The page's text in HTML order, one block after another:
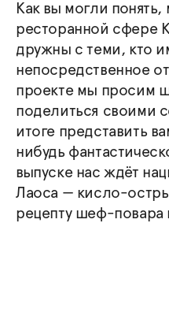
Как вы могли
ресторанной сфере
дружны с теми, кто
непосредственное
проекте мы просим
поделиться своими
итоге представить
нибудь
выпуске нас ждёт
Лаоса — кисло-
рецепту шеф-повара